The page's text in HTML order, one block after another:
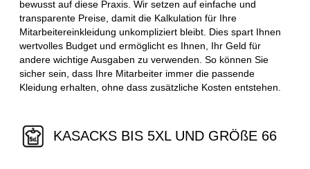
bewusst auf diese Praxis. Wir setzen auf einfache und
transparente Preise, damit die Kalkulation für Ihre
Mitarbeitereinkleidung unkompliziert bleibt. Dies spart Ihnen
wertvolles Budget und ermöglicht es Ihnen, Ihr Geld für
andere wichtige Ausgaben zu verwenden. So können Sie
sicher sein, dass Ihre Mitarbeiter immer die passende
Kleidung erhalten, ohne dass zusätzliche Kosten entstehen.
KASACKS BIS 5XL UND GRÖßE 66